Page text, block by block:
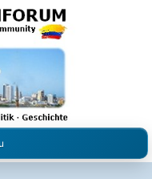
in Kolumbien und Venezuela.